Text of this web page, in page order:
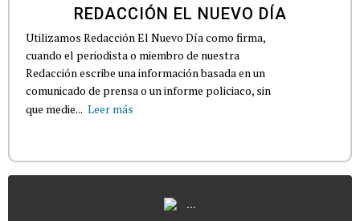
REDACCIÓN EL NUEVO DÍA
Utilizamos Redacción El Nuevo Día como firma,
cuando el periodista o miembro de nuestra
Redacción escribe una información basada en un
comunicado de prensa o un informe policiaco, sin
que medie... Leer más
...